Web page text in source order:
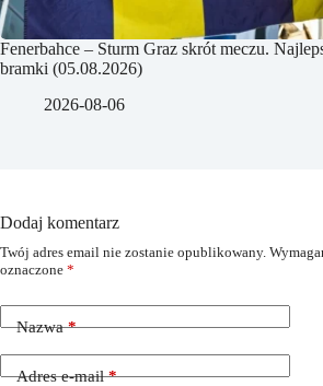
Fenerbahce – Sturm Graz skrót meczu.
bramki (05.08.2026)
2026-08-06
Dodaj komentarz
Twój adres email nie zostanie opublikowany.
oznaczone *
Nazwa*
Adres e-mail*